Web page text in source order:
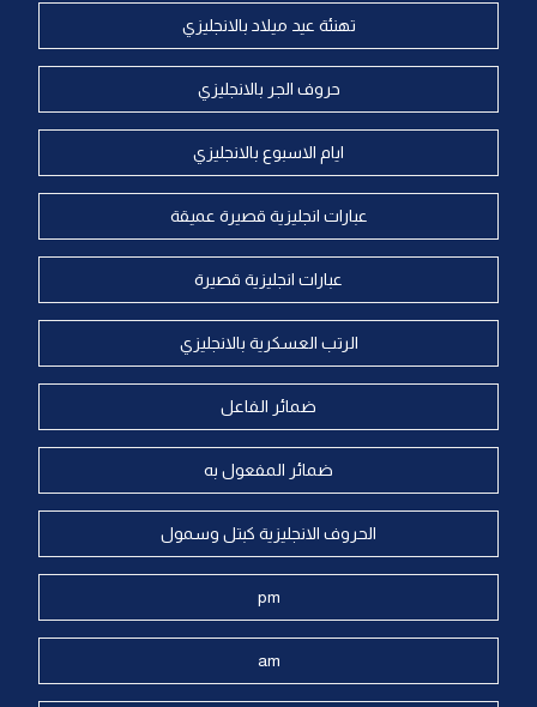
تهنئة عيد ميلاد بالانجليزي
حروف الجر بالانجليزي
ايام الاسبوع بالانجليزي
عبارات انجليزية قصيرة عميقة
عبارات انجليزية قصيرة
الرتب العسكرية بالانجليزي
ضمائر الفاعل
ضمائر المفعول به
الحروف الانجليزية كبتل وسمول
pm
am